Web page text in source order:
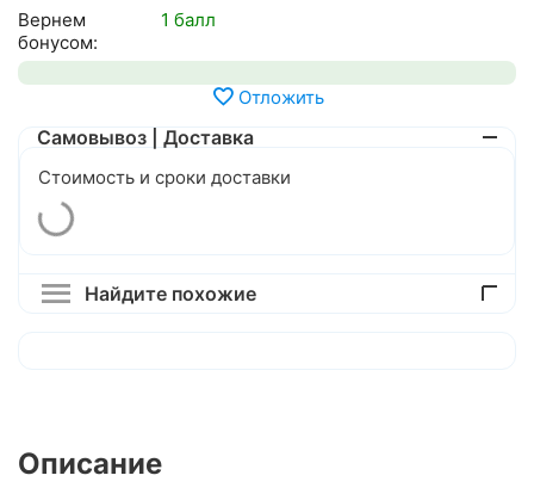
Вернем
бонусом:
1 балл
Отложить
Самовывоз | Доставка
Стоимость и сроки доставки
Найдите похожие
Описание